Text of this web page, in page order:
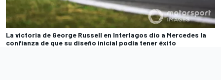
La victoria de George Russell en Interlagos dio a Mercedes la
confianza de que su diseño inicial podía tener éxito